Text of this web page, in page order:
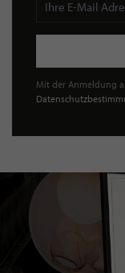
Mit der Anmeldung